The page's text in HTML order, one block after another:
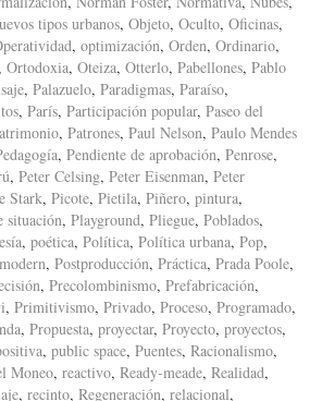
tipos urbanos, Objeto, Oculto, Oficinas,
, optimización, Orden, Ordinario,
Ortodoxia, Oteiza, Otterlo, Pabellones, Pablo
, Palazuelo, Paradigmas, Paraíso,
, París, Participación popular, Paseo del
, Patrones, Paul Nelson, Paulo Mendes
, Pendiente de aprobación, Penrose,
, Peter Celsing, Peter Eisenman, Peter
Stark, Picote, Pietila, Piñero, pintura,
situación, Playground, Pliegue, Poblados,
, poética, Política, Política urbana, Pop,
, Postproducción, Práctica, Prada Poole,
, Precolombinismo, Prefabricación,
, Primitivismo, Privado, Proceso, Programado,
, Propuesta, proyectar, Proyecto, proyectos,
, public space, Puentes, Racionalismo,
Moneo, reactivo, Ready-meade, Realidad,
, recinto, Regeneración, relacional,